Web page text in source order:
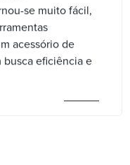
se muito fácil,
acessório de
busca eficiência e